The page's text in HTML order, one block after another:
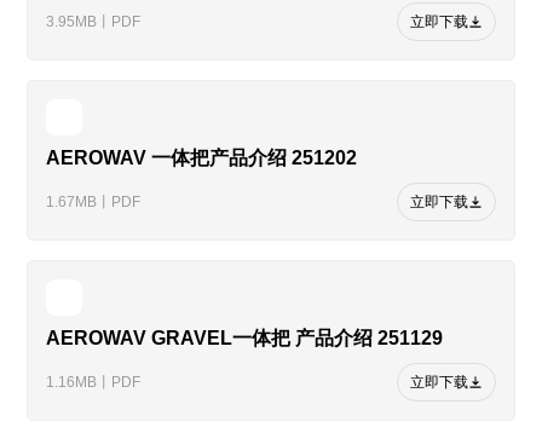
3.95MB丨PDF 立即下载
AEROWAV 一体把产品介绍 251202
1.67MB丨PDF 立即下载
AEROWAV GRAVEL一体把 产品介绍 251129
1.16MB丨PDF 立即下载